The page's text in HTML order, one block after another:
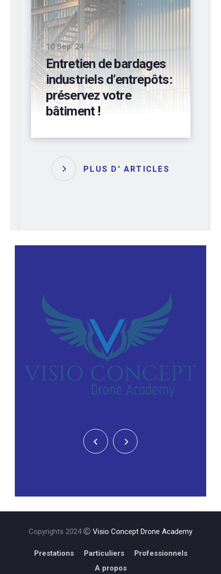
10 Sep’ 24
Entretien de bardages
industriels d’entrepôts:
préservez votre
bâtiment !
PLUS D' ARTICLES
Copyrights 2024 Visio Concept Drone Academy
Prestations Particuliers
Professionnels
A propos